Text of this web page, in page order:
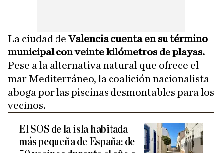
La ciudad deValencia cuenta en su término
municipal con veinte kilómetros de playas.
Pese a la alternativa natural que ofrece el
mar Mediterráneo, la coalición nacionalista
aboga por las piscinas desmontables para los
vecinos.
El SOS de la isla habitada
más pequeña de España: de